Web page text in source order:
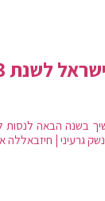
בשנה הבאה
גרעיני | חיזבאללה